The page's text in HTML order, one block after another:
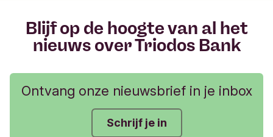
Blijf op de hoogte van al het
nieuws over Triodos Bank
Ontvang onze nieuwsbrief in je inbox
Schrijf je in